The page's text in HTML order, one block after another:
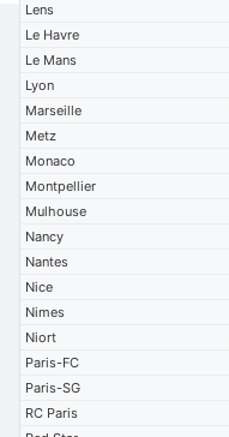
Lens
Le Havre
Le Mans
Lyon
Marseille
Metz
Monaco
Montpellier
Mulhouse
Nancy
Nantes
Nice
Nimes
Niort
Paris-FC
Paris-SG
RC Paris